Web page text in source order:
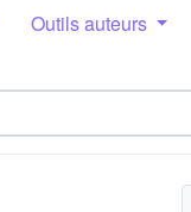
Outils auteurs